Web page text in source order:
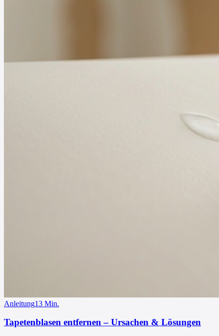
Anleitung13 Min.
Tapetenblasen entfernen – Ursachen & Lösungen